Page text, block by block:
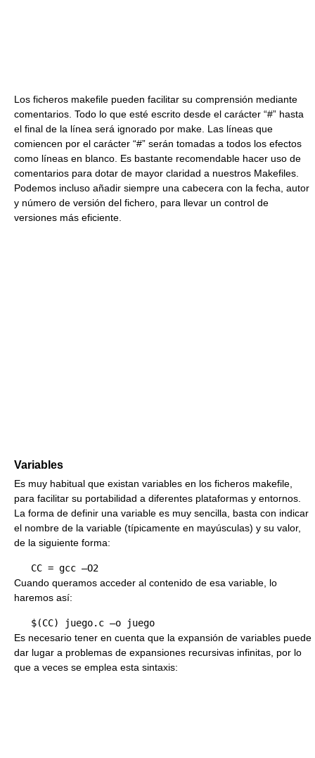
Los ficheros makefile pueden facilitar su comprensión mediante
comentarios. Todo lo que esté escrito desde el carácter “#” hasta
el final de la línea será ignorado por make. Las líneas que
comiencen por el carácter “#” serán tomadas a todos los efectos
como líneas en blanco. Es bastante recomendable hacer uso de
comentarios para dotar de mayor claridad a nuestros Makefiles.
Podemos incluso añadir siempre una cabecera con la fecha, autor
y número de versión del fichero, para llevar un control de
versiones más eficiente.
Variables
Es muy habitual que existan variables en los ficheros makefile,
para facilitar su portabilidad a diferentes plataformas y entornos.
La forma de definir una variable es muy sencilla, basta con indicar
el nombre de la variable (típicamente en mayúsculas) y su valor,
de la siguiente forma:
Cuando queramos acceder al contenido de esa variable, lo
haremos así:
Es necesario tener en cuenta que la expansión de variables puede
dar lugar a problemas de expansiones recursivas infinitas, por lo
que a veces se emplea esta sintaxis: